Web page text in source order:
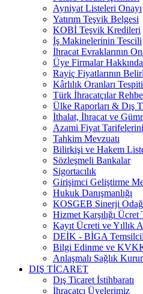
Ayniyat Listeleri Onayı
Yatırım Teşvik Belgesi
KOBİ Teşvik Kredileri
İş Makinelerinin Tescili
İhracat Evraklarının
Üye Firmalar
Rayiç Fiyatlarının
Kârlılık Oranları Tespiti
Türk İhracatçılar
Ülke Raporları & Dış
İthalat, İhracat ve
Azami Fiyat
Tahkim Mevzuatı
Bilirkişi ve Hakem
Sözleşmeli Bankalar
Sigortacılık
Girişimci Geliştirme
Hukuk Danışmanlığı
KOSGEB Sinerji
Hizmet Karşılığı Ücret
Kayıt Ücreti ve Yıllık
DEİK - BİGA
Bilgi Edinme ve
Anlaşmalı Sağlık
DIŞ TİCARET
Dış Ticaret İstihbaratı
İhracatçı Üyelerimiz